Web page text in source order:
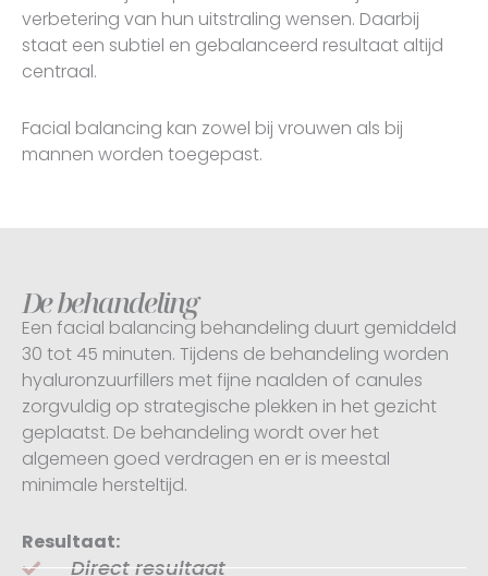
verbetering van hun uitstraling wensen. Daarbij
staat een subtiel en gebalanceerd resultaat altijd
centraal.
Facial balancing kan zowel bij vrouwen als bij
mannen worden toegepast.
De behandeling
Een facial balancing behandeling duurt gemiddeld
30 tot 45 minuten. Tijdens de behandeling worden
hyaluronzuurfillers met fijne naalden of canules
zorgvuldig op strategische plekken in het gezicht
geplaatst. De behandeling wordt over het
algemeen goed verdragen en er is meestal
minimale hersteltijd.
Resultaat:
Direct resultaat